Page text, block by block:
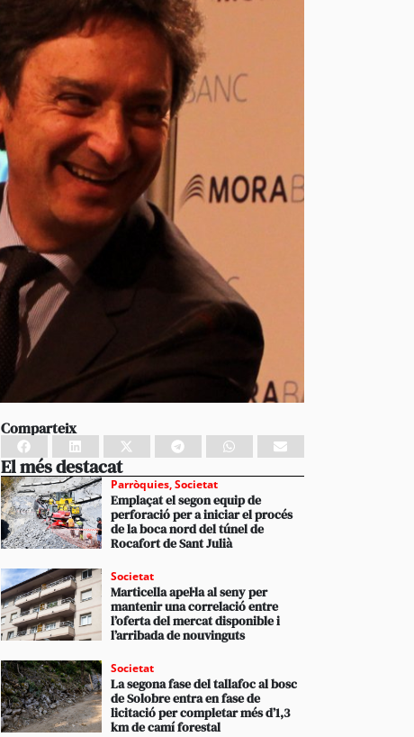
Comparteix
El més destacat
Parròquies,Societat
Emplaçat el segon equip de
perforació per a iniciar el procés
de la boca nord del túnel de
Rocafort de Sant Julià
Societat
Marticella apel·la al seny per
mantenir una correlació entre
l’oferta del mercat disponible i
l’arribada de nouvinguts
Societat
La segona fase del tallafoc al bosc
de Solobre entra en fase de
licitació per completar més d’1,3
km de camí forestal